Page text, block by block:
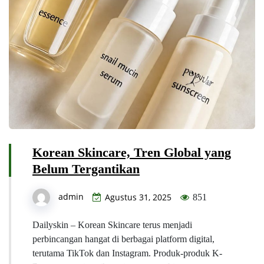
Korean Skincare, Tren Global yang
Belum Tergantikan
admin Agustus 31, 2025 851
Dailyskin – Korean Skincare terus menjadi
perbincangan hangat di berbagai platform digital,
terutama TikTok dan Instagram. Produk-produk K-